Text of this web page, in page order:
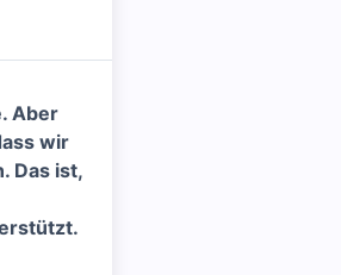
Aber
wir
Das ist,